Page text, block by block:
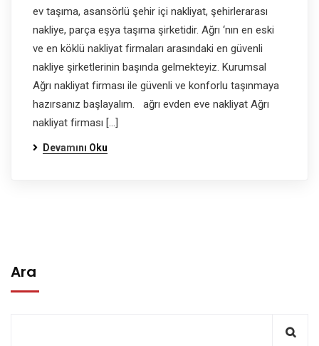
ev taşıma, asansörlü şehir içi nakliyat, şehirlerarası
nakliye, parça eşya taşıma şirketidir. Ağrı ‘nın en eski
ve en köklü nakliyat firmaları arasındaki en güvenli
nakliye şirketlerinin başında gelmekteyiz. Kurumsal
Ağrı nakliyat firması ile güvenli ve konforlu taşınmaya
hazırsanız başlayalım. ağrı evden eve nakliyat Ağrı
nakliyat firması […]
Devamını Oku
Ara